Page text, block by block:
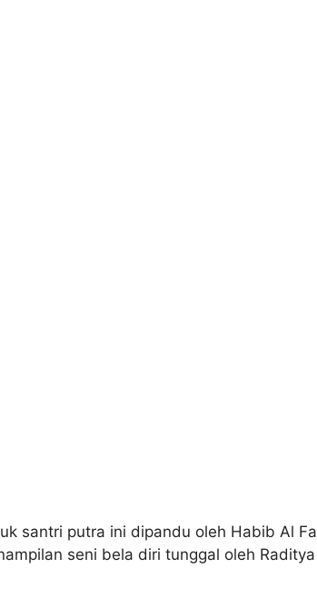
santri putra ini dipandu oleh Habib Al
seni bela diri tunggal oleh